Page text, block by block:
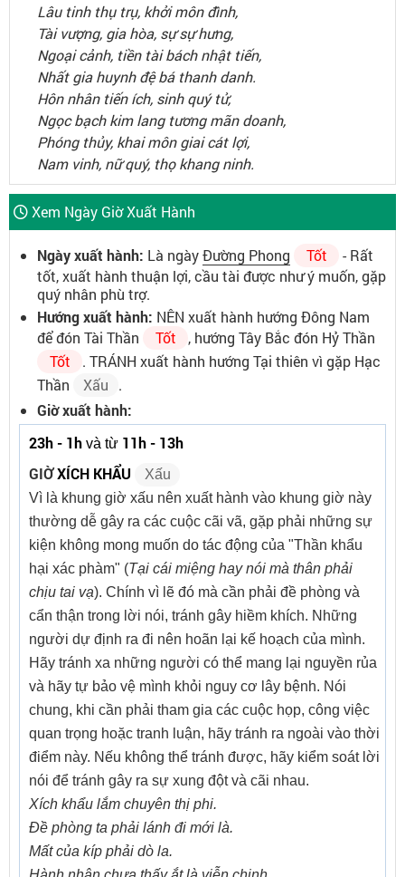
Lâu tinh thụ trụ, khởi môn đình,
Tài vượng, gia hòa, sự sự hưng,
Ngoại cảnh, tiền tài bách nhật tiến,
Nhất gia huynh đệ bá thanh danh.
Hôn nhân tiến ích, sinh quý tử,
Ngọc bạch kim lang tương mãn doanh,
Phóng thủy, khai môn giai cát lợi,
Nam vinh, nữ quý, thọ khang ninh.
Xem Ngày Giờ Xuất Hành
Ngày xuất hành: Là ngàyĐường Phong Tốt
- Rất
tốt, xuất hành thuận lợi, cầu tài được như ý muốn, gặp
quý nhân phù trợ.
Hướng xuất hành: NÊN xuất hành hướng Đông Nam
để đón Tài Thần
Tốt
, hướng Tây Bắc đón Hỷ Thần
Tốt
. TRÁNH xuất hành hướng Tại thiên vì gặp Hạc
Thần
Xấu
.
Giờ xuất hành:
23h - 1h và từ 11h - 13h
GIỜXÍCH KHẨU
Xấu
Vì là khung giờ xấu nên xuất hành vào khung giờ này
thường dễ gây ra các cuộc cãi vã, gặp phải những sự
kiện không mong muốn do tác động của "Thần khẩu
hại xác phàm" (Tại cái miệng hay nói mà thân phải
chịu tai vạ). Chính vì lẽ đó mà cần phải đề phòng và
cẩn thận trong lời nói, tránh gây hiềm khích. Những
người dự định ra đi nên hoãn lại kế hoạch của mình.
Hãy tránh xa những người có thể mang lại nguyền rủa
và hãy tự bảo vệ mình khỏi nguy cơ lây bệnh. Nói
chung, khi cần phải tham gia các cuộc họp, công việc
quan trọng hoặc tranh luận, hãy tránh ra ngoài vào thời
điểm này. Nếu không thể tránh được, hãy kiểm soát lời
nói để tránh gây ra sự xung đột và cãi nhau.
Xích khẩu lắm chuyên thị phi.
Đề phòng ta phải lánh đi mới là.
Mất của kíp phải dò la.